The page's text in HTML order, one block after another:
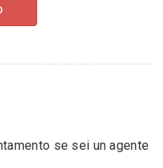
se sei un agente